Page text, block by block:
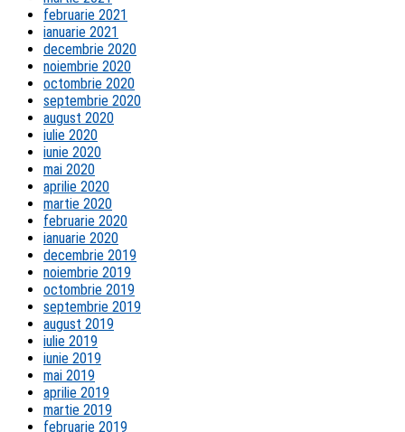
februarie 2021
ianuarie 2021
decembrie 2020
noiembrie 2020
octombrie 2020
septembrie 2020
august 2020
iulie 2020
iunie 2020
mai 2020
aprilie 2020
martie 2020
februarie 2020
ianuarie 2020
decembrie 2019
noiembrie 2019
octombrie 2019
septembrie 2019
august 2019
iulie 2019
iunie 2019
mai 2019
aprilie 2019
martie 2019
februarie 2019